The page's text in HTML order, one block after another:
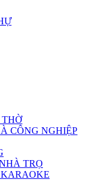
CÔNG NGHIỆP
TRỌ